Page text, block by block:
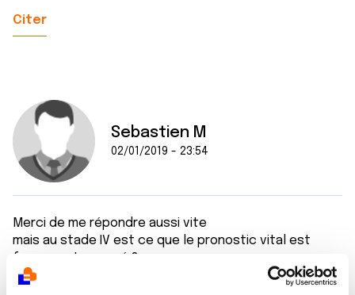
Citer
Sebastien M
02/01/2019 - 23:54
Merci de me répondre aussi vite
mais au stade IV est ce que le pronostic vital est
forcement engagé ?
c’était dans moment de cafard mais par la suite je me